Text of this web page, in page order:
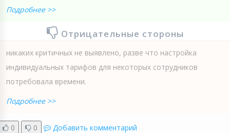
Подробнее >>
Отрицательные стороны
никаких критичных не выявлено, разве что настройка
индивидуальных тарифов для некоторых сотрудников
потребовала времени.
Подробнее >>
0 0 Добавить комментарий